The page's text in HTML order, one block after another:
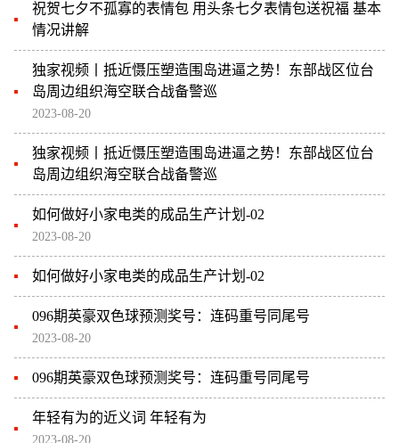
祝贺七夕不孤寡的表情包 用头条七夕表情包送祝福 基本
情况讲解
独家视频丨抵近慑压塑造围岛进逼之势！东部战区位台
岛周边组织海空联合战备警巡
2023-08-20
独家视频丨抵近慑压塑造围岛进逼之势！东部战区位台
岛周边组织海空联合战备警巡
如何做好小家电类的成品生产计划-02
2023-08-20
如何做好小家电类的成品生产计划-02
096期英豪双色球预测奖号：连码重号同尾号
2023-08-20
096期英豪双色球预测奖号：连码重号同尾号
年轻有为的近义词 年轻有为
2023-08-20